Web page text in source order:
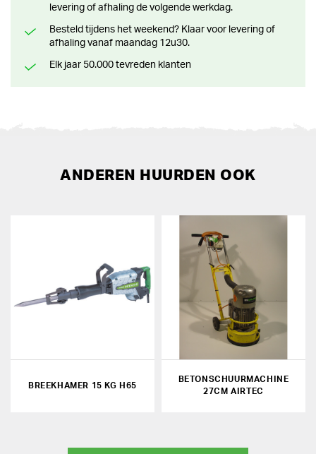
levering of afhaling de volgende werkdag.
Besteld tijdens het weekend? Klaar voor levering of
afhaling vanaf maandag 12u30.
Elk jaar 50.000 tevreden klanten
ANDEREN HUURDEN OOK
BREEKHAMER 15 KG H65
BETONSCHUURMACHINE
27CM AIRTEC